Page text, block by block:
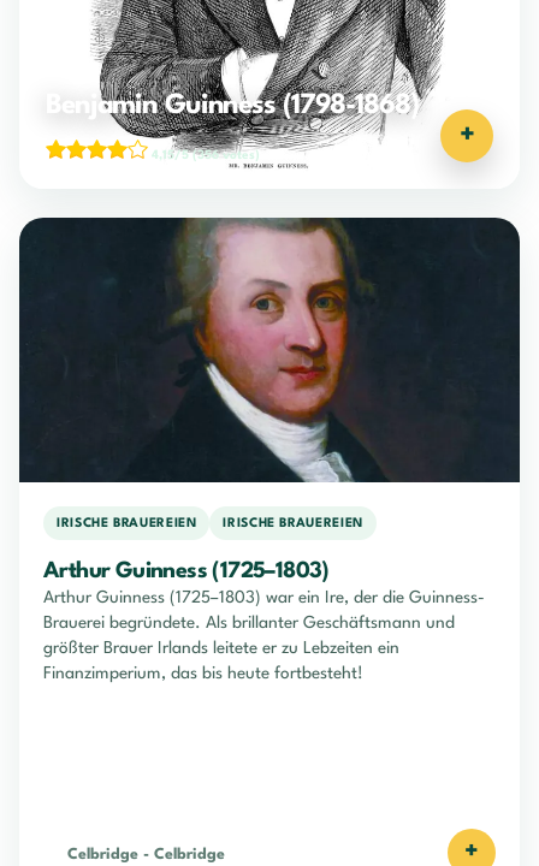
Benjamin Guinness (1798-1868)
4,15/5(356 votes)
+
IRISCHE BRAUEREIEN IRISCHE BRAUEREIEN
Arthur Guinness (1725–1803)
Arthur Guinness (1725–1803) war ein Ire, der die Guinness-
Brauerei begründete. Als brillanter Geschäftsmann und
größter Brauer Irlands leitete er zu Lebzeiten ein
Finanzimperium, das bis heute fortbesteht!
Celbridge - Celbridge +